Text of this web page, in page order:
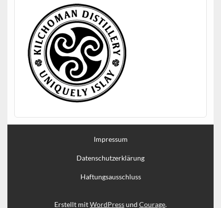
Impressum
Datenschutzerklärung
Haftungsausschluss
Erstellt mitWordPressund Courage.